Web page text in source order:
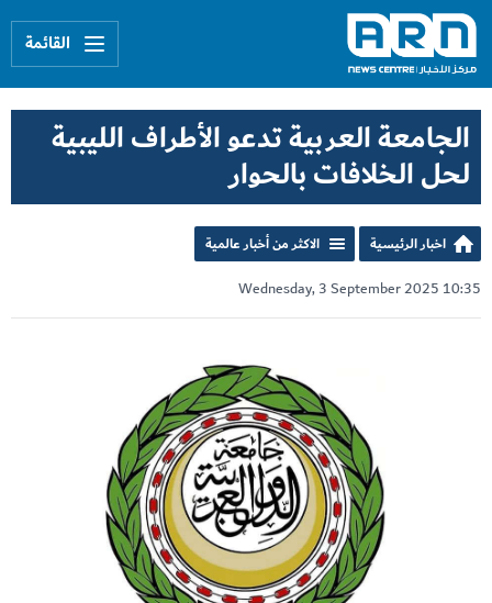
القائمة
الجامعة العربية تدعو الأطراف الليبية
لحل الخلافات بالحوار
اخبار الرئيسية
الاكثر من أخبار عالمية
Wednesday, 3 September 2025 10:35